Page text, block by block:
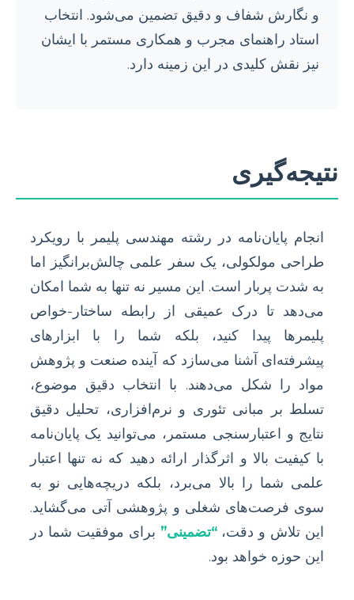
و نگارش شفاف و دقیق تضمین می‌شود. انتخاب
استاد راهنمای مجرب و همکاری مستمر با ایشان
نیز نقش کلیدی در این زمینه دارد.
نتیجه‌گیری
انجام پایان‌نامه در رشته مهندسی پلیمر با رویکرد
طراحی مولکولی، یک سفر علمی چالش‌برانگیز اما
به شدت پربار است. این مسیر نه تنها به شما امکان
می‌دهد تا درک عمیقی از رابطه ساختار-خواص
پلیمرها پیدا کنید، بلکه شما را با ابزارهای
پیشرفته‌ای آشنا می‌سازد که آینده صنعت و پژوهش
مواد را شکل می‌دهند. با انتخاب دقیق موضوع،
تسلط بر مبانی تئوری و نرم‌افزاری، تحلیل دقیق
نتایج و اعتبارسنجی مستمر، می‌توانید یک پایان‌نامه
با کیفیت بالا و اثرگذار ارائه دهید که نه تنها اعتبار
علمی شما را بالا می‌برد، بلکه دریچه‌هایی نو به
سوی فرصت‌های شغلی و پژوهشی آتی می‌گشاید.
این تلاش و دقت،“تضمینی” برای موفقیت شما در
این حوزه خواهد بود.